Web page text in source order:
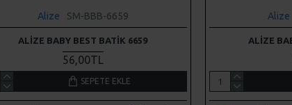
Alize SM-BBB-6659
ALIZE BABY BEST BATIK 6659
56,00TL
SEPETE EKLE
Alize
ALIZE